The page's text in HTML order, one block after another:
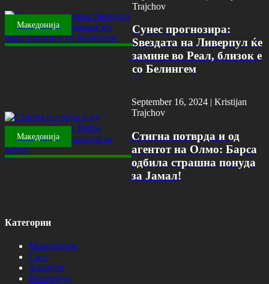
Македонија
Trajchov
Сунес прогнозира:
Ѕвездата на Ливерпул ќе
замине во Реал, близок е
со Белингем
Македонија
September 16, 2024 | Kristijan
Trajchov
Стигна потврда и од
агентот на Олмо: Барса
одбила страшна понуда
за Јамал!
Категории
Македонија
Свет
Анализи
Интервјуа